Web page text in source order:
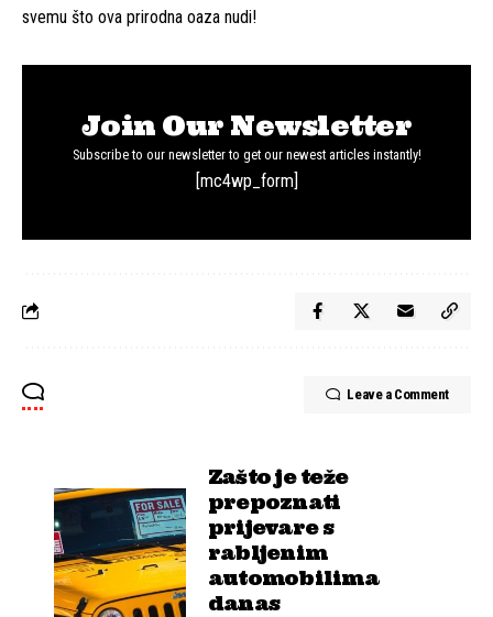
svemu što ova prirodna oaza nudi!
Join Our Newsletter
Subscribe to our newsletter to get our newest articles instantly!
[mc4wp_form]
Leave a Comment
Zašto je teže
prepoznati
prijevare s
rabljenim
automobilima
danas